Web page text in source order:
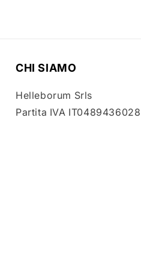
CHI SIAMO
Helleborum Srls
Partita IVA